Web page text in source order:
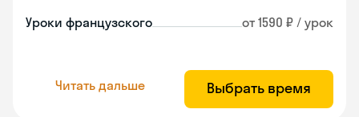
Уроки французского от 1590 ₽ / урок
Читать дальше Выбрать время